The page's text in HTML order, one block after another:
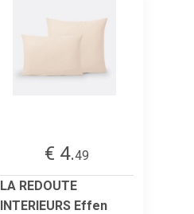
€ 4.49
LA REDOUTE
INTERIEURS Effen